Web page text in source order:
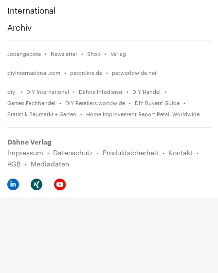
International
Archiv
Jobangebote Newsletter Shop Verlag
diyinternational.com petonline.de petworldwide.net
diy DIY International Dähne Infodienst
DIY Handel
Garten Fachhandel
DIY Retailers worldwide
DIY Buyers' Guide
Statistik Baumarkt + Garten
Home Improvement Report Retail Worldwide
Dähne Verlag
Impressum
Datenschutz Produktsicherheit
Kontakt
AGB
Mediadaten